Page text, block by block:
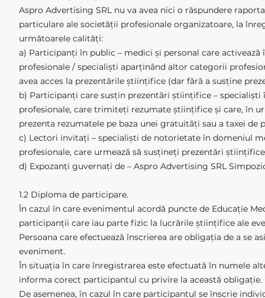
Aspro Advertising SRL nu va avea nici o răspundere
particulare ale societății profesionale organizatoare, la
următoarele calități:
a) Participanți în public – medici și personal care
profesionale / specialiști aparținând altor categorii
avea acces la prezentările științifice (dar fără a susține
b) Participanți care susțin prezentări științifice –
profesionale, care trimiteți rezumate științifice și care, în
prezenta rezumatele pe baza unei gratuități sau a taxei de
c) Lectori invitați – specialiști de notorietate în domeniul
profesionale, care urmează să susțineți prezentări
d) Expozanți guvernați de – Aspro Advertising SRL
1.2 Diploma de participare.
În cazul în care evenimentul acordă puncte de Educație
participanții care iau parte fizic la lucrările științifice ale
Persoana care efectuează înscrierea are obligația de a
eveniment.
În situația în care înregistrarea este efectuată în numele
informa corect participantul cu privire la această obligație.
De asemenea, în cazul în care participantul se înscrie